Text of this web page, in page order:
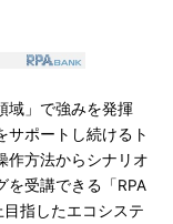
域」で強みを発揮
サポートし続けるト
作方法からシナリオ
を受講できる「RPA
指したエコシステ